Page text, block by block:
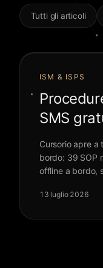
Tutti gli articoli
ISM & ISPS
SMS
Cursorio apre a
bordo: 39 SOP
offline a bordo,
13 luglio 2026